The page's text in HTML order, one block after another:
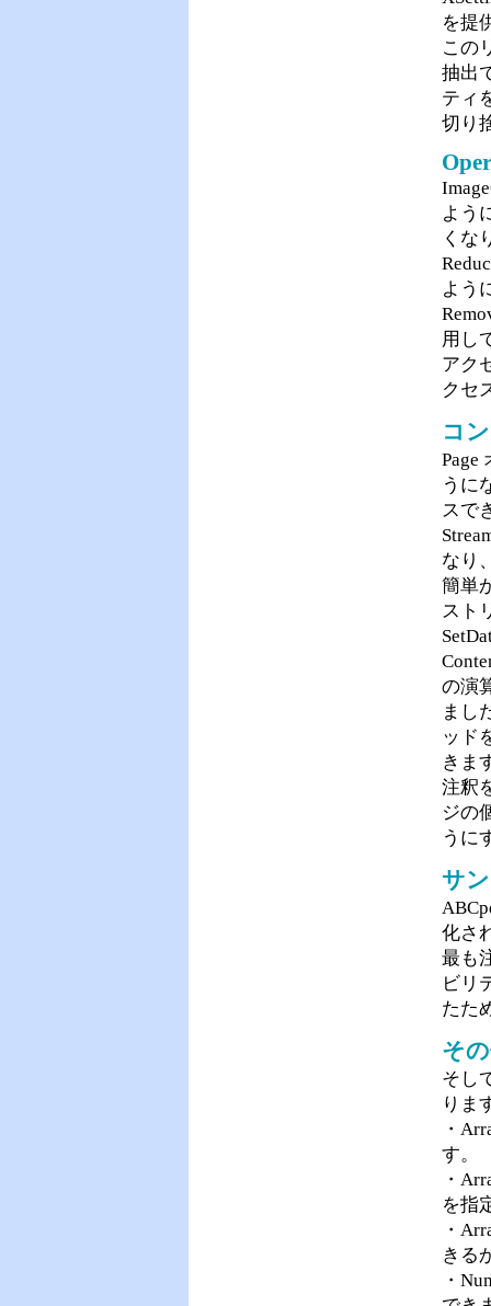
を提
この
抽出
ティ
切り
よう
くな
よう
用し
アク
クセ
コ
Page
うに
スで
なり
簡単
スト
の演
まし
ッド
きま
注釈
ジの
うに
サ
化さ
最も
ビリ
たた
そ
そし
りま
・
す。
・
を指
・
きる
・